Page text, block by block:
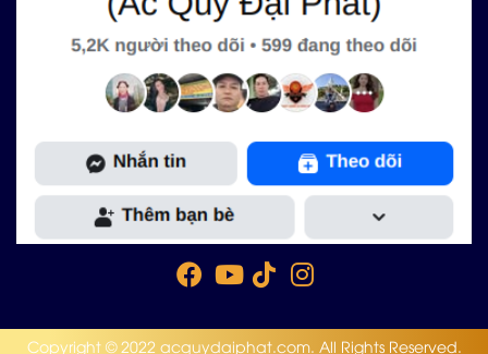
Copyright © 2022 acquydaiphat.com. All Rights Reserved.